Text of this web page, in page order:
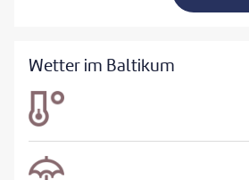
Wetter im Baltikum